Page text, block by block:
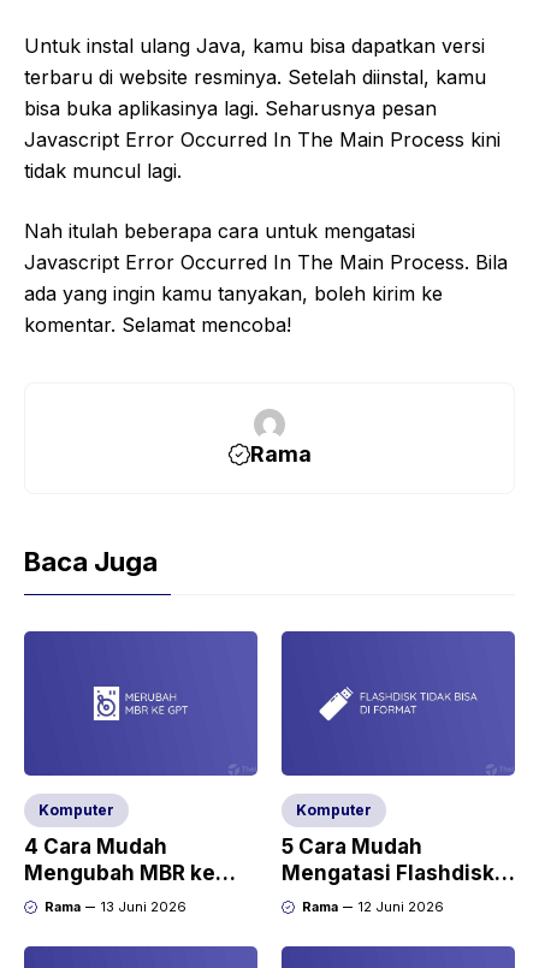
Untuk instal ulang Java, kamu bisa dapatkan versi
terbaru di website resminya. Setelah diinstal, kamu
bisa buka aplikasinya lagi. Seharusnya pesan
Javascript Error Occurred In The Main Process kini
tidak muncul lagi.
Nah itulah beberapa cara untuk mengatasi
Javascript Error Occurred In The Main Process. Bila
ada yang ingin kamu tanyakan, boleh kirim ke
komentar. Selamat mencoba!
Rama
Baca Juga
Komputer
4 Cara Mudah
Mengubah MBR ke
GPT di Windows 10
Rama 13 Juni 2026
Komputer
5 Cara Mudah
Mengatasi Flashdisk
Tidak Bisa Diformat
Rama 12 Juni 2026